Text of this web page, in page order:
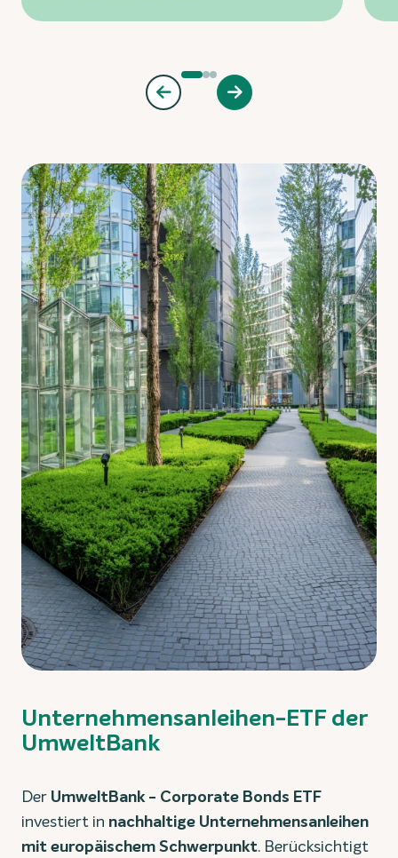
Unternehmensanleihen-ETF der
UmweltBank
Der UmweltBank - Corporate Bonds ETF
investiert in nachhaltige Unternehmensanleihen
mit europäischem Schwerpunkt. Berücksichtigt